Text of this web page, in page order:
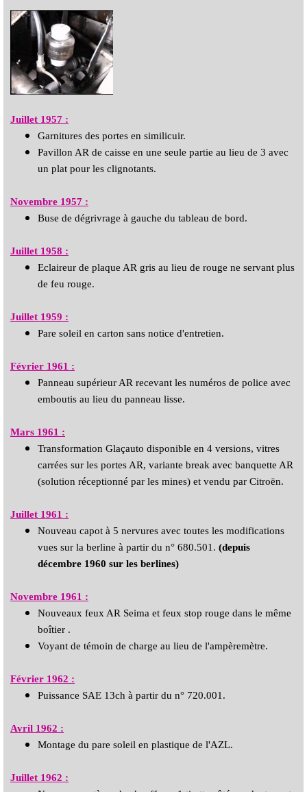
Juillet 1957 :
Garnitures des portes en similicuir.
Pavillon AR de caisse en une seule partie au lieu de 3 avec
un plat pour les clignotants.
Novembre 1957 :
Buse de dégrivrage à gauche du tableau de bord.
Juillet 1958 :
Eclaireur de plaque AR gris au lieu de rouge ne servant plus
de feu rouge.
Juillet 1959 :
Pare soleil en carton sans notice d'entretien.
Février 1961 :
Panneau supérieur AR recevant les numéros de police avec
emboutis au lieu du panneau lisse.
Mars 1961 :
Transformation Glaçauto disponible en 4 versions, vitres
carrées sur les portes AR, variante break avec banquette AR
(solution réceptionné par les mines) et vendu par Citroën.
Juillet 1961 :
Nouveau capot à 5 nervures avec toutes les modifications
vues sur la berline à partir du n° 680.501. (depuis
décembre 1960 sur les berlines)
Novembre 1961 :
Nouveaux feux AR Seima et feux stop rouge dans le même
boîtier .
Voyant de témoin de charge au lieu de l'ampèremètre.
Février 1962 :
Puissance SAE 13ch à partir du n° 720.001.
Avril 1962 :
Montage du pare soleil en plastique de l'AZL.
Juillet 1962 :